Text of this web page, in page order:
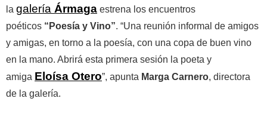
la galería Ármaga estrena los encuentros
poéticos “Poesía y Vino”. “Una reunión informal de amigos
y amigas, en torno a la poesía, con una copa de buen vino
en la mano. Abrirá esta primera sesión la poeta y
amiga Eloísa Otero”, apunta Marga Carnero, directora
de la galería.